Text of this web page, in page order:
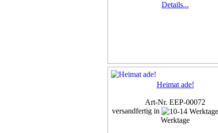
Details...
Heimat ade!
Art-Nr. EEP-00072
versandfertig in
Werktage